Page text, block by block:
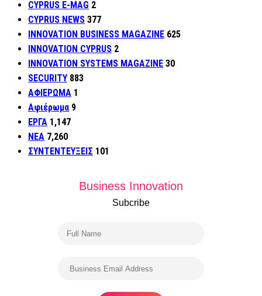
CYPRUS E-MAG 2
CYPRUS NEWS 377
INNOVATION BUSINESS MAGAZINE 625
INNOVATION CYPRUS 2
INNOVATION SYSTEMS MAGAZINE 30
SECURITY 883
ΑΦΙΕΡΩΜΑ 1
Αφιέρωμα 9
ΕΡΓΑ 1,147
ΝΕΑ 7,260
ΣΥΝΤΕΝΤΕΥΞΕΙΣ 101
Business Innovation
Subcribe